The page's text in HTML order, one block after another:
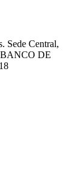
Sede Central,
BANCO DE